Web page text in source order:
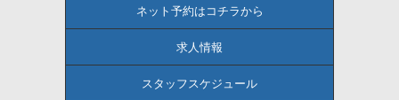
ネット予約はコチラから
求人情報
スタッフスケジュール